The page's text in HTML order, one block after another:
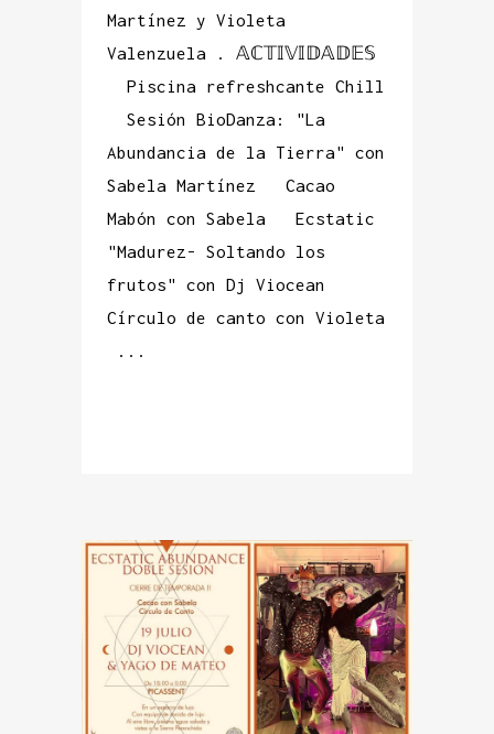
Martínez y Violeta
Valenzuela . 𝔸ℂ𝕋𝕀𝕍𝕀𝔻𝔸𝔻𝔼𝕊
Piscina refreshcante Chill
Sesión BioDanza: "La
Abundancia de la Tierra" con
Sabela Martínez Cacao
Mabón con Sabela Ecstatic
"Madurez- Soltando los
frutos" con Dj Viocean
Círculo de canto con Violeta
...